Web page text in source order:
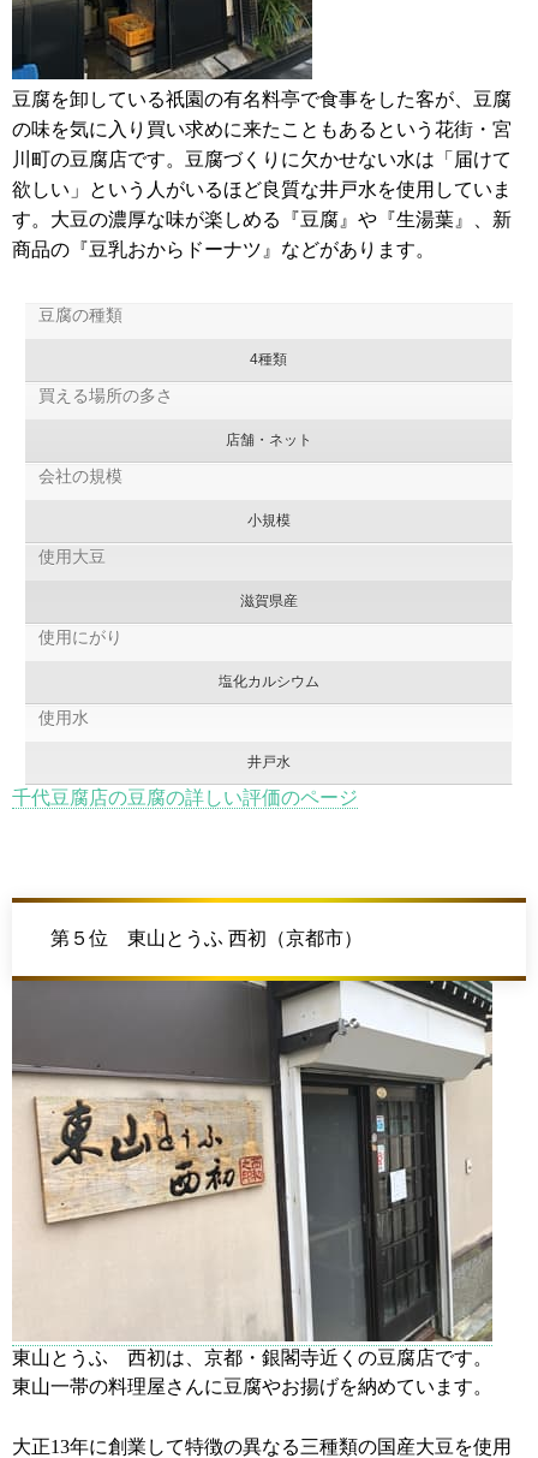
豆腐を卸している祇園の有名料亭で食事をした客が、豆腐
の味を気に入り買い求めに来たこともあるという花街・宮
川町の豆腐店です。豆腐づくりに欠かせない水は「届けて
欲しい」という人がいるほど良質な井戸水を使用していま
す。大豆の濃厚な味が楽しめる『豆腐』や『生湯葉』、新
商品の『豆乳おからドーナツ』などがあります。
豆腐の種類
4種類
買える場所の多さ
店舗・ネット
会社の規模
小規模
使用大豆
滋賀県産
使用にがり
塩化カルシウム
使用水
井戸水
千代豆腐店の豆腐の詳しい評価のページ
第５位 東山とうふ 西初（京都市）
東山とうふ 西初は、京都・銀閣寺近くの豆腐店です。
東山一帯の料理屋さんに豆腐やお揚げを納めています。
大正13年に創業して特徴の異なる三種類の国産大豆を使用